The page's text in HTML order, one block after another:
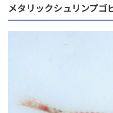
メタリックシュリンプゴ